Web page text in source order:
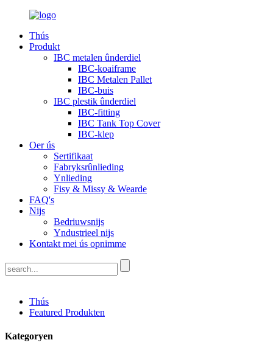
Thús
Produkt
IBC metalen ûnderdiel
IBC-koaiframe
IBC Metalen Pallet
IBC-buis
IBC plestik ûnderdiel
IBC-fitting
IBC Tank Top Cover
IBC-klep
Oer ús
Sertifikaat
Fabryksrûnlieding
Ynlieding
Fisy & Missy & Wearde
FAQ's
Nijs
Bedriuwsnijs
Yndustrieel nijs
Kontakt mei ús opnimme
Thús
Featured Produkten
Kategoryen